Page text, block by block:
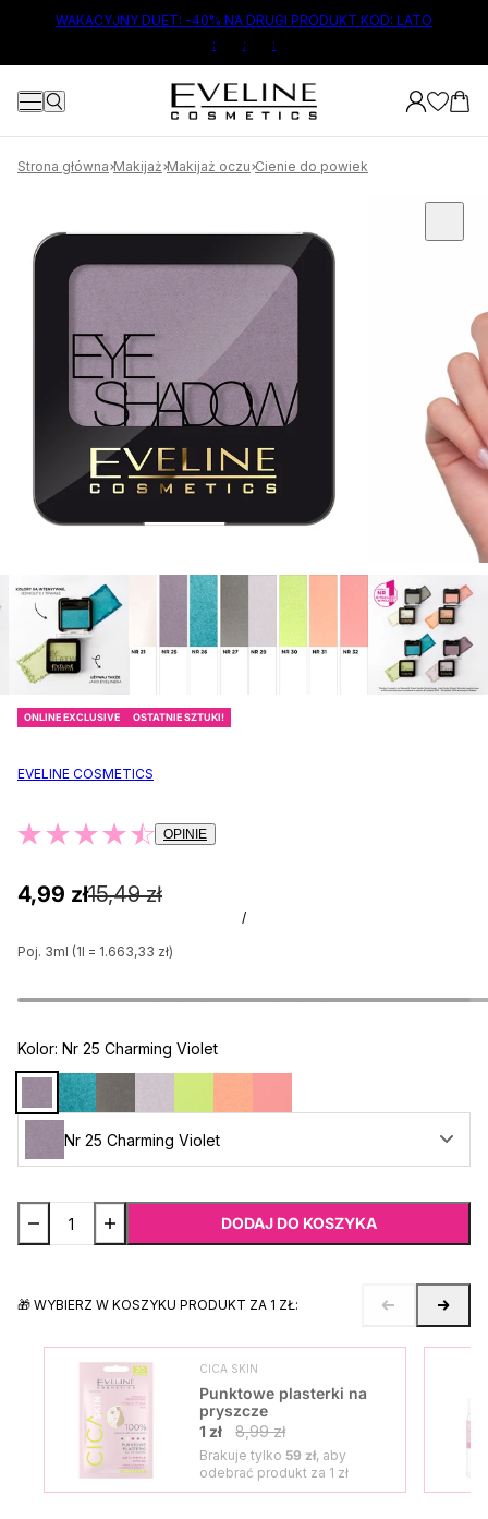
TREŚCI
WAKACYJNY DUET: -40% NA DRUGI PRODUKT KOD: LATO
:
: :
Strona główna Makijaż Makijaż oczu Cienie do powiek
ONLINE EXCLUSIVE OSTATNIE SZTUKI!
EVELINE COSMETICS
OPINIE
4,99 zł15,49 zł
/
Poj. 3ml (1l = 1.663,33 zł)
Kolor: Nr 25 Charming Violet
Nr 25 Charming Violet
DODAJ DO KOSZYKA
🎁 WYBIERZ W KOSZYKU PRODUKT ZA 1 ZŁ:
CICA SKIN
Punktowe plasterki na
pryszcze
1 zł
8,99 zł
Brakuje tylko 59 zł, aby
odebrać produkt za 1 zł